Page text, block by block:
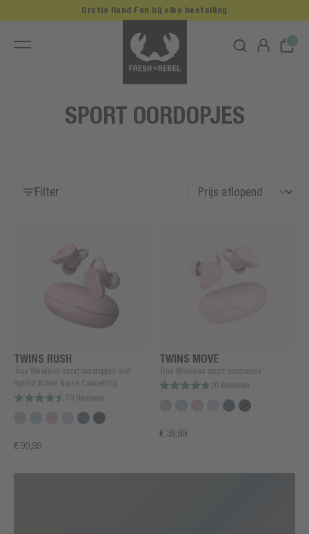
0
Gratis Hand Fan bij elke bestelling
SPORT OORDOPJES
Filter
TWINS RUSH
True Wireless sport oordopjes met
Hybrid Active Noise Cancelling
13 Reviews
€ 99,99
TWINS MOVE
True Wireless sport oordopjes
20 Reviews
€ 39,99